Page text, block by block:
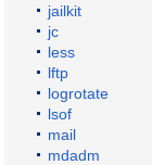
jailkit
jc
less
lftp
logrotate
lsof
mail
mdadm